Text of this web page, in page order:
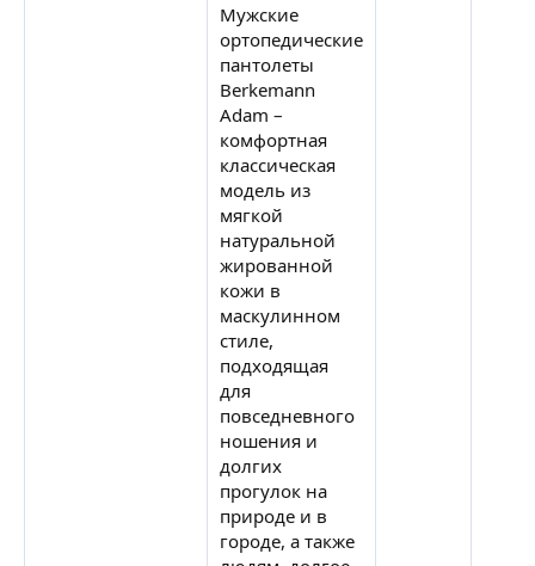
Мужские
ортопедические
пантолеты
Berkemann
Adam –
комфортная
классическая
модель из
мягкой
натуральной
жированной
кожи в
маскулинном
стиле,
подходящая
для
повседневного
ношения и
долгих
прогулок на
природе и в
городе, а также